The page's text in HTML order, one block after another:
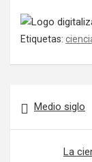
Etiquetas:
Medio siglo
La